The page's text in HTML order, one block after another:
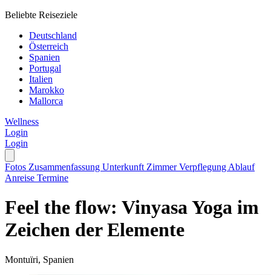
Beliebte Reiseziele
Deutschland
Österreich
Spanien
Portugal
Italien
Marokko
Mallorca
Wellness
Login
Login
Fotos Zusammenfassung Unterkunft ZimmerVerpflegung Ablauf
Anreise Termine
Feel the flow: Vinyasa Yoga im
Zeichen der Elemente
Montuïri, Spanien